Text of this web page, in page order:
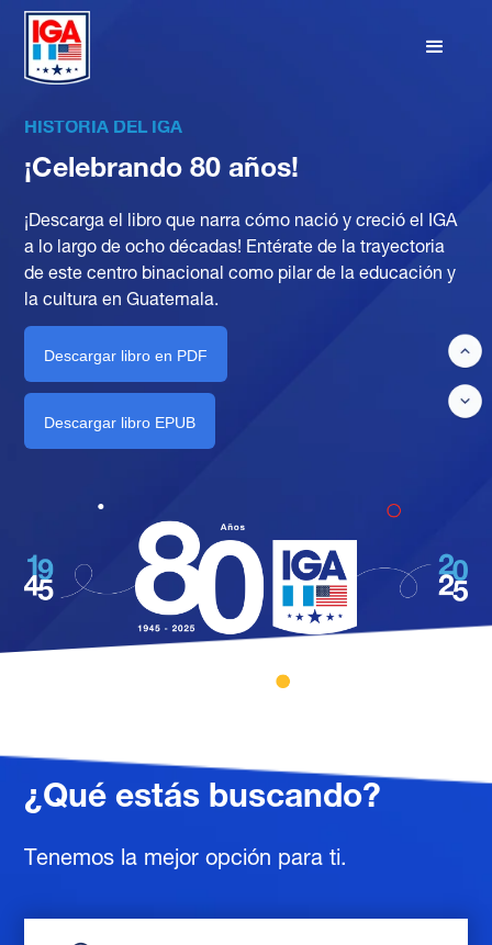
HISTORIA DEL IGA
¡Celebrando80 años!
¡Descarga el libro que narra cómo nació y creció el IGA
a lo largo de ocho décadas! Entérate de la trayectoria
de este centro binacional como pilar de la educación y
la cultura en Guatemala.
Descargar libro en PDF
Descargar libro EPUB
¿Qué estás buscando?
Tenemos la mejor opción para ti.